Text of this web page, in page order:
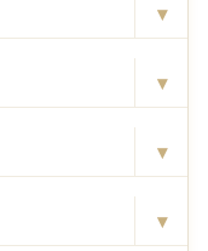
▾
▾
▾
▾